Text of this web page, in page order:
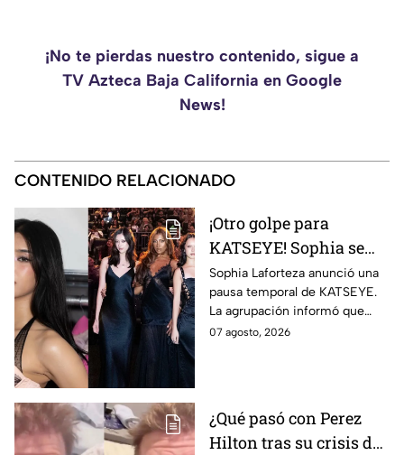
¡No te pierdas nuestro contenido, sigue a
TV Azteca Baja California en Google
News!
CONTENIDO RELACIONADO
¡Otro golpe para
KATSEYE! Sophia se
aleja del grupo seis
meses después de la
salida de Manon; solo
quedan cuatro
Sophia Laforteza anunció una
pausa temporal de KATSEYE.
La agrupación informó que
priorizarán su salud y
07 agosto, 2026
¿Qué pasó con Perez
Hilton tras su crisis de